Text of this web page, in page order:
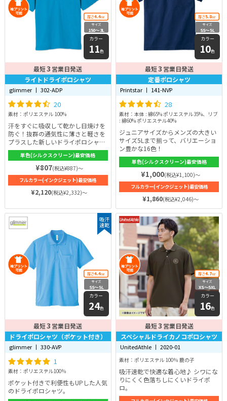
厚さ4.4oz
サイズ
150〜3L
カラー
11色
最短3 営業日発送
ライトドライポロシャツ
glimmer 丨 302-ADP
20
素材：ポリエステル 100%
汗をすぐに吸収して乾かし日焼けを
防ぐ！抜群の通気性に薄さと軽さを
プラスした新しいドライポロシャ
ツ。
単色(シルクスクリーン)最安価格
¥807(税込¥887)～
フルカラー(インクジェット)最安価格
¥2,120(税込¥2,332)～
厚さ5.8oz
サイズ
SS〜5L
カラー
10色
最短3 営業日発送
定番ポロシャツ
Printstar 丨 141-NVP
28
素材：本体 : 綿65% ポリエステル35%、リブ
: 綿60% ポリエステル40%
ジュニアサイズからメンズの大きい
サイズ5Lまで揃って、バリエーショ
ン豊かな16色！
単色(シルクスクリーン)最安価格
¥1,000(税込¥1,100)～
フルカラー(インクジェット)最安価格
¥1,860(税込¥2,046)～
吸汗
速乾
厚さ4.4oz
サイズ
SS〜5L
カラー
24色
最短3 営業日発送
ドライポロシャツ（ポケット付き）
glimmer 丨 330-AVP
1
素材：ポリエステル100％
ポケット付きで利便性もUPした人気
のドライポロシャツ。
厚さ4.7oz
サイズ
XS〜5XL
カラー
16色
最短3 営業日発送
スペシャルドライカノコポロシャツ
UnitedAthle 丨 2020-01
素材：ポリエステル 100％ 鹿の子
吸汗速乾で快適な着心地♪ シワにな
りにくく色落ちしにくいドライポ
ロ。